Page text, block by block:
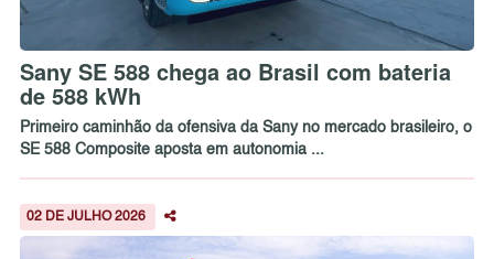
Sany SE 588 chega ao Brasil com bateria
de 588 kWh
Primeiro caminhão da ofensiva da Sany no mercado brasileiro, o
SE 588 Composite aposta em autonomia ...
02 DE JULHO 2026